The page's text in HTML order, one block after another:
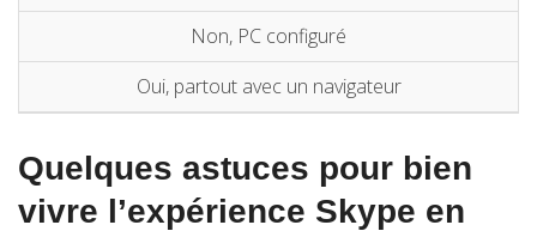
Non, PC configuré
Oui, partout avec un navigateur
Quelques astuces pour bien
vivre l’expérience Skype en